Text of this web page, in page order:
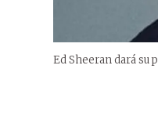
Ed Sheeran dará su